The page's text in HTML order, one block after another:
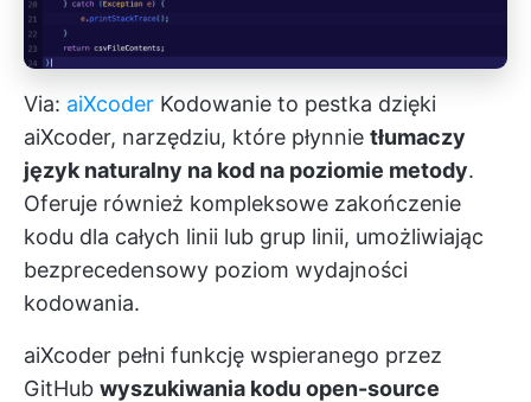
Via: aiXcoder Kodowanie to pestka dzięki
aiXcoder, narzędziu, które płynnie tłumaczy
język naturalny na kod na poziomie metody.
Oferuje również kompleksowe zakończenie
kodu dla całych linii lub grup linii, umożliwiając
bezprecedensowy poziom wydajności
kodowania.
aiXcoder pełni funkcję wspieranego przez
GitHub wyszukiwania kodu open-source